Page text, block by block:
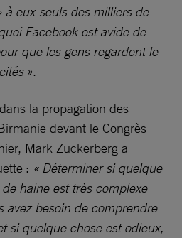
à eux-seuls des milliers de
Facebook est avide de
que les gens regardent le
».
la propagation des
devant le Congrès
Mark Zuckerberg a
: « Déterminer si quelque
haine est très complexe
avez besoin de comprendre
si quelque chose est odieux,